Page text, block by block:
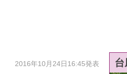
2016年10月24日16:45発表